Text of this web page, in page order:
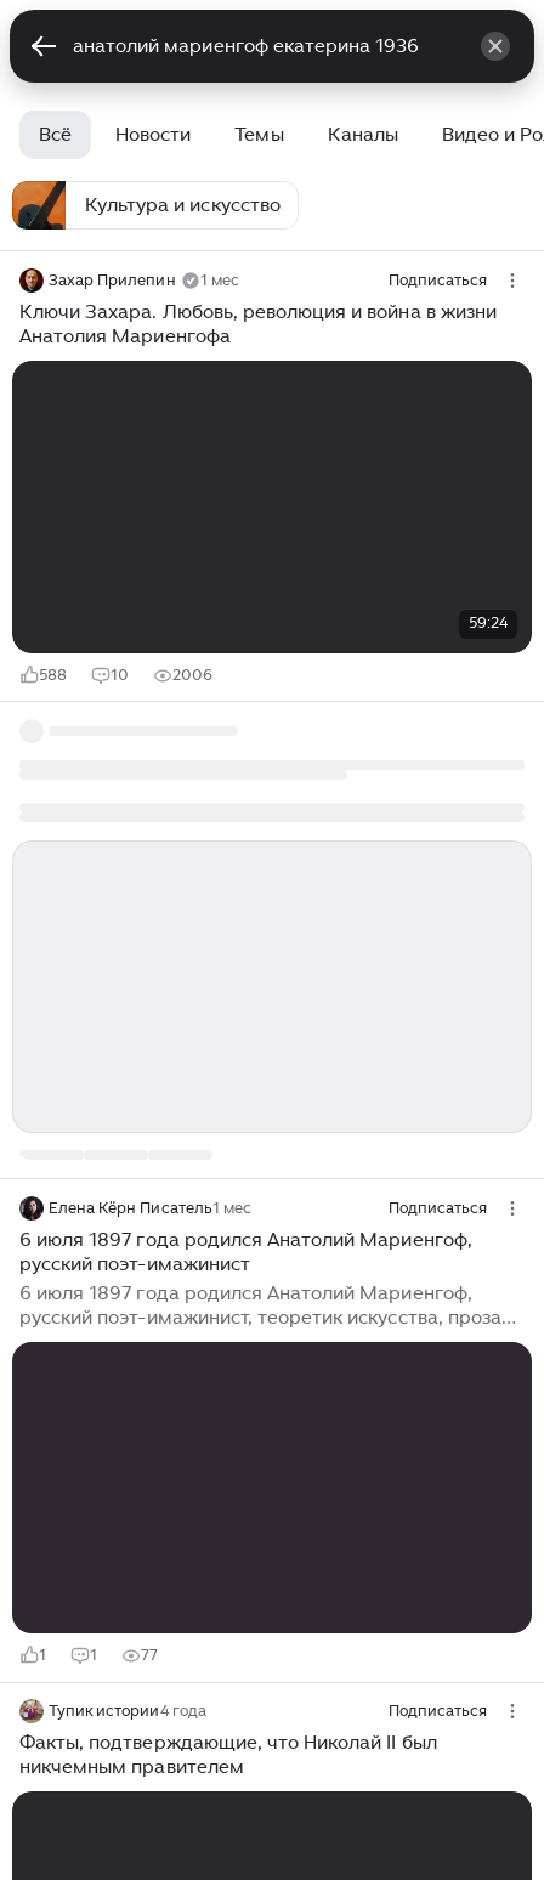
Всё Новости Темы Каналы Видео и
Культура и искусство
Захар Прилепин 1 мес Подписаться
Ключи Захара. Любовь, революция и война в жизни
Анатолия Мариенгофа
59:24
588 10 2006
Елена Кёрн Писатель1 мес Подписаться
6 июля 1897 года родился Анатолий Мариенгоф,
русский поэт-имажинист
6 июля 1897 года родился Анатолий Мариенгоф,
русский поэт-имажинист, теоретик искусства, прозаик
и мемуарист. Впрочем, в его творчестве большую
1 1 77
Тупик истории4 года Подписаться
Факты, подтверждающие, что Николай II был
никчемным правителем